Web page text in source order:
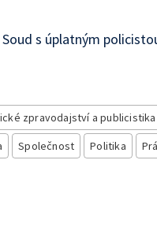
s úplatným
zpravodajství a publicistika
Společnost Politika